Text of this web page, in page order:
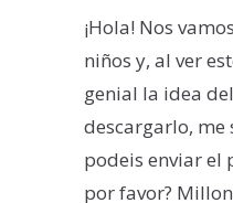
¡Hola! Nos
niños y, al ver
genial la idea
descargarlo, me
podeis enviar el
por favor?